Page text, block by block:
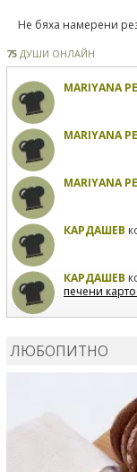
Не бяха намерени
75 ДУШИ ОНЛАЙН
MARIYANA
MARIYANA
MARIYANA
КАРДАШЕВ
КАРДАШЕВ
печени
ЛЮБОПИТНО